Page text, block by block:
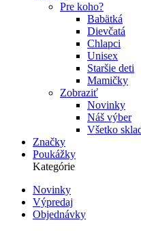
Pre koho?
Babätká
Dievčatá
Chlapci
Unisex
Staršie deti
Mamičky
Zobraziť
Novinky
Náš výber
Všetko
Značky
Poukážky
Kategórie
Secondary
navigation
Novinky
Výpredaj
Objednávky